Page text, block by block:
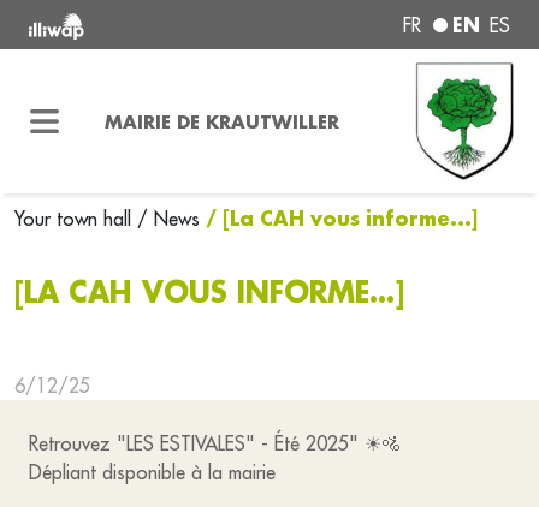
FR EN ES
MAIRIE DE KRAUTWILLER
Your town hall / News / [La CAH vous informe...]
[LA CAH VOUS INFORME...]
6/12/25
Retrouvez "LES ESTIVALES" - Été 2025" ☀🚵
Dépliant disponible à la mairie